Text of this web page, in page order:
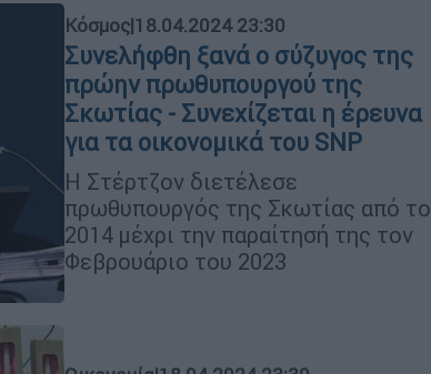
Κόσμος|18.04.2024 23:30
Συνελήφθη ξανά ο σύζυγος της
πρώην πρωθυπουργού της
Σκωτίας - Συνεχίζεται η έρευνα
για τα οικονομικά του SNP
Η Στέρτζον διετέλεσε
πρωθυπουργός της Σκωτίας από το
2014 μέχρι την παραίτησή της τον
Φεβρουάριο του 2023